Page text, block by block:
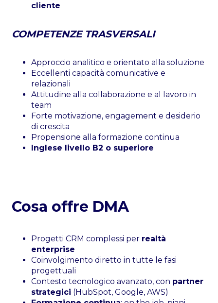
cliente
COMPETENZE TRASVERSALI
Approccio analitico e orientato alla soluzione
Eccellenti capacità comunicative e
relazionali
Attitudine alla collaborazione e al lavoro in
team
Forte motivazione, engagement e desiderio
di crescita
Propensione alla formazione continua
Inglese livello B2 o superiore
Cosa offre DMA
Progetti CRM complessi per realtà
enterprise
Coinvolgimento diretto in tutte le fasi
progettuali
Contesto tecnologico avanzato, con partner
strategici (HubSpot, Google, AWS)